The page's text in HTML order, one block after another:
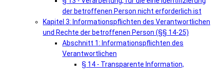
der betroffenen Person nicht erforderlich ist
Kapitel 3: Informationspflichten des Verantwortlichen
und Rechte der betroffenen Person (§§ 14-25)
Abschnitt 1: Informationspflichten des
Verantwortlichen
§ 14 - Transparente Information,